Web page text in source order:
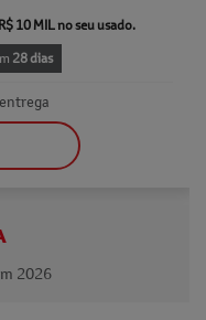
10 MIL no seu usado.
28 dias
2026